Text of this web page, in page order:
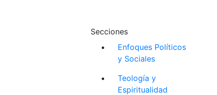
Secciones
Enfoques Políticos
y Sociales
Teología y
Espiritualidad